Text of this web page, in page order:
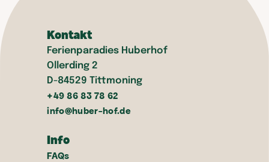
Kontakt
Ferienparadies Huberhof
Ollerding 2
D-84529 Tittmoning
+49 86 83 78 62
info@huber-hof.de
Info
FAQs